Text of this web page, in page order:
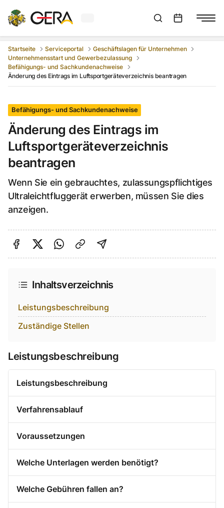
Aktuelles Wetter in GeraSuchleiste anzeigen
Startseite Serviceportal
Geschäftslagen für Unternehmen
Unternehmensstart und Gewerbezulassung
Befähigungs- und Sachkundenachweise
Änderung des Eintrags im Luftsportgeräteverzeichnis beantragen
Befähigungs- und Sachkundenachweise
Änderung des Eintrags im
Luftsportgeräteverzeichnis
beantragen
Wenn Sie ein gebrauchtes, zulassungspflichtiges
Ultraleichtfluggerät erwerben, müssen Sie dies
anzeigen.
Auf Facebook teilen
Auf Twitter teilen
Per Link teilen
shareViaEmail
Inhaltsverzeichnis
Leistungsbeschreibung
Zuständige Stellen
Leistungsbeschreibung
Leistungsbeschreibung
Verfahrensablauf
Voraussetzungen
Welche Unterlagen werden benötigt?
Welche Gebühren fallen an?